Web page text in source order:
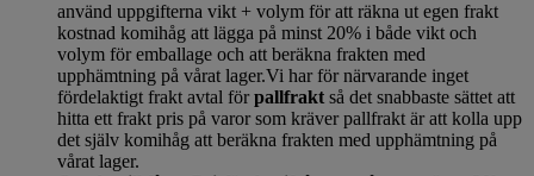
använd uppgifterna vikt + volym för att räkna ut egen frakt
kostnad komihåg att lägga på minst 20% i både vikt och
volym för emballage och att beräkna frakten med
upphämtning på vårat lager.Vi har för närvarande inget
fördelaktigt frakt avtal förpallfrakt så det snabbaste sättet att
hitta ett frakt pris på varor som kräver pallfrakt är att kolla upp
det själv komihåg att beräkna frakten med upphämtning på
vårat lager.